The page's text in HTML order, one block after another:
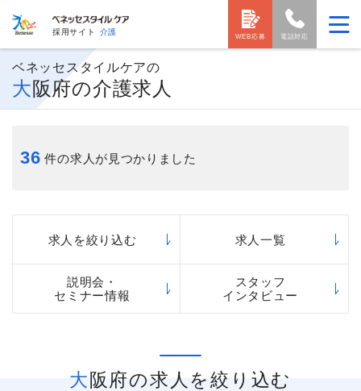
採用サイト 介護
電話対応
WEB応募
ベネッセスタイルケアの
大阪府の介護求人
36 件の求人が見つかりました
求人を絞り込む 求人一覧
説明会・
セミナー情報
スタッフ
インタビュー
大阪府の求人を絞り込む